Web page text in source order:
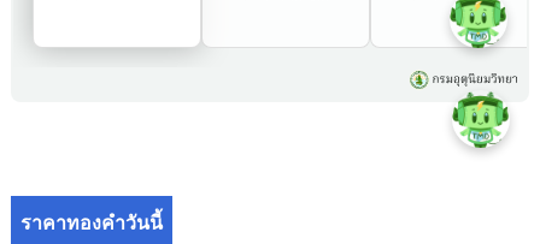
ราคาทองคำวันนี้